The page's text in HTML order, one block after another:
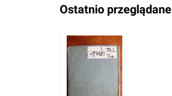
Ostatnio przeglądane